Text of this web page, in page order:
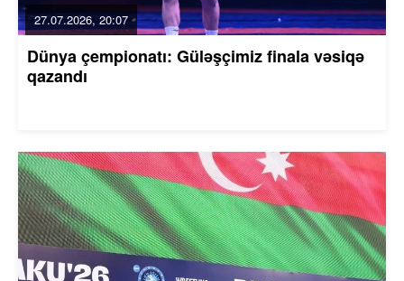
27.07.2026, 20:07
Dünya çempionatı: Güləşçimiz finala vəsiqə
qazandı